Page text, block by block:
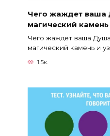
Чего жаждет ваша
магический камень
Чего жаждет ваша
магический камень и
1.5к.